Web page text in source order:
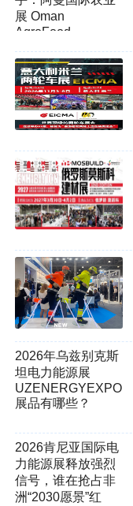
2026肯尼亚国际电
力能源展释放强烈
信号，谁在抢占非
洲“2030愿景”红